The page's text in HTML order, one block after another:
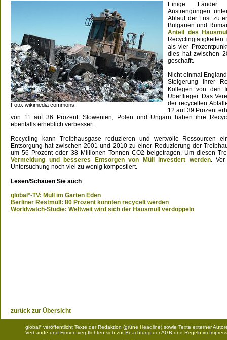
Foto: wikimedia commons
Einige Länder
Anstrengungen
Ablauf der Frist zu
Bulgarien und
Anteil des
als vier
dies hat zwischen
geschafft.
Nicht einmal
Steigerung ihrer
Kollegen von den
Überflieger. Das
der recycelten
12 auf 39 Prozent
von 11 auf 36 Prozent. Slowenien, Polen und Ungarn haben ihre
ebenfalls erheblich verbessert.
Recycling kann Treibhausgase reduzieren und wertvolle Ressourcen
Entsorgung hat zwischen 2001 und 2010 zu einer Reduzierung der
um 56 Prozent oder 38 Millionen Tonnen CO2 beigetragen. Um diesen
Vermeidung und besseres Entsorgen von Müll investiert werden. Vor
Untersuchung noch viel zu wenig kompostiert.
Lesen/Schauen Sie auch
global°-TV: Müll im Garten Eden
Berliner Restmüll: 80 Prozent könnten recycelt werden
Worldwatch-Studie: Weltweit wird sich der Hausmüll verdoppeln
zurück zur Übersicht
global° veröffentlicht Texte der Redaktion (grüne Headline) sowie Texte externer
Verbände und Firmen verpflichten sich zur Beachtung der AGB und Regeln im